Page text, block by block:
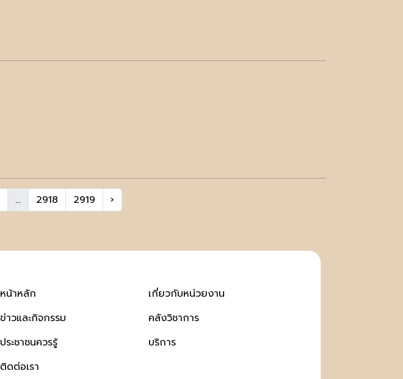
... 2918 2919 ›
หน้าหลัก
ข่าวและกิจกรรม
ประชาชนควรรู้
ติดต่อเรา
เกี่ยวกับหน่วยงาน
คลังวิชาการ
บริการ